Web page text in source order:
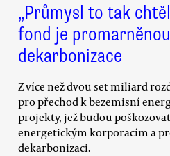
„Průmysl to tak
fond je
dekarbonizace
Z více než dvou set miliard
pro přechod k bezemisní
projekty, jež budou
energetickým korporacím a
dekarbonizaci.